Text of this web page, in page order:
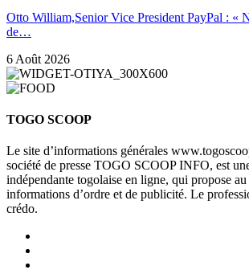
Otto William,Senior Vice President PayPal : «
de…
6 Août 2026
TOGO SCOOP
Le site d’informations générales
société de presse TOGO SCOOP INFO, est
indépendante togolaise en ligne, qui propose
informations d’ordre et de publicité. Le
crédo.